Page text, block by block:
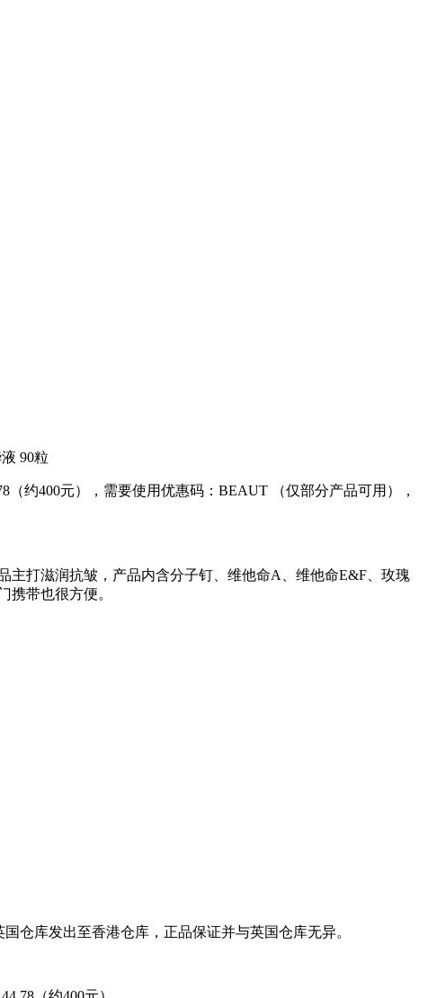
（约400元），需要使用优惠码：BEAUT （仅部分产品可用），
主打滋润抗皱，产品内含分子钉、维他命A、维他命E&F、玫瑰
携带也很方便。
仓库发出至香港仓库，正品保证并与英国仓库无异。